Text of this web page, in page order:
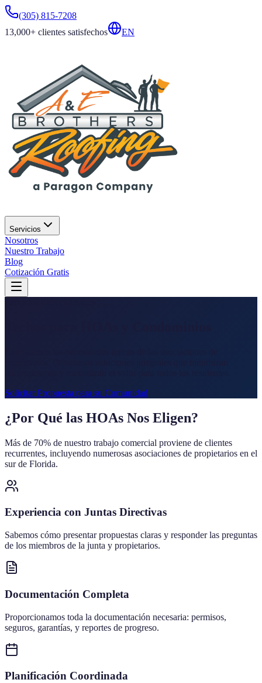
(305) 815-7208
13,000+ clientes satisfechos EN
Servicios
Nosotros
Nuestro Trabajo
Blog
Cotización Gratis
Solicitar Propuesta para su Comunidad
¿Por Qué las HOAs Nos Eligen?
Más de 70% de nuestro trabajo comercial proviene de clientes
recurrentes, incluyendo numerosas asociaciones de propietarios en el
sur de Florida.
Experiencia con Juntas Directivas
Sabemos cómo presentar propuestas claras y responder las preguntas
de los miembros de la junta y propietarios.
Documentación Completa
Proporcionamos toda la documentación necesaria: permisos,
seguros, garantías, y reportes de progreso.
Planificación Coordinada